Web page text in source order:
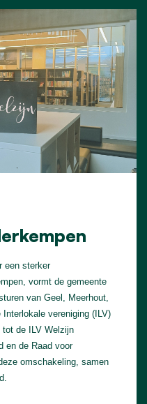
een sterker
vormt de gemeente
van Geel, Meerhout,
vereniging (ILV)
tot de ILV Welzijn
en de Raad voor
omschakeling, samen